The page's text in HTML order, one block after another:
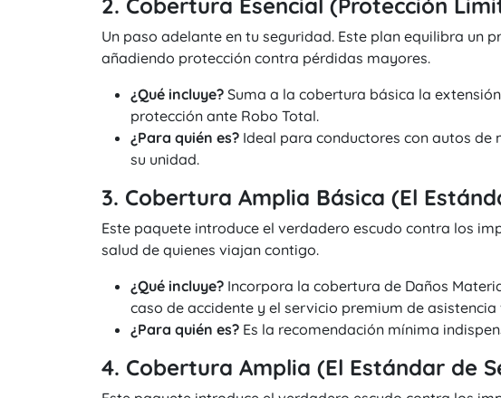
2. Cobertura Esencial (Protección
Un paso adelante en tu seguridad. Este plan equilibra un
añadiendo protección contra pérdidas mayores.
¿Qué incluye? Suma a la cobertura básica la
protección ante Robo Total.
¿Para quién es? Ideal para conductores con autos de
su unidad.
3. Cobertura Amplia Básica (El
Este paquete introduce el verdadero escudo contra los
salud de quienes viajan contigo.
¿Qué incluye? Incorpora la cobertura de Daños
caso de accidente y el servicio premium de asistencia
¿Para quién es? Es la recomendación mínima
4. Cobertura Amplia (El Estándar de